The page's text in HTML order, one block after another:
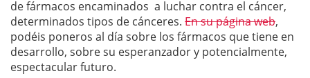
de fármacos encaminados a luchar contra el cáncer,
determinados tipos de cánceres. En su página web,
podéis poneros al día sobre los fármacos que tiene en
desarrollo, sobre su esperanzador y potencialmente,
espectacular futuro.